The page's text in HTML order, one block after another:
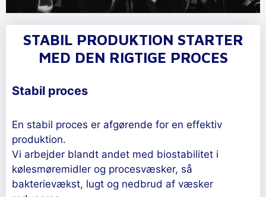
STABIL PRODUKTION STARTER
MED DEN RIGTIGE PROCES
Stabil proces
En stabil proces er afgørende for en effektiv
produktion.
Vi arbejder blandt andet med biostabilitet i
kølesmøremidler og procesvæsker, så
bakterievækst, lugt og nedbrud af væsker